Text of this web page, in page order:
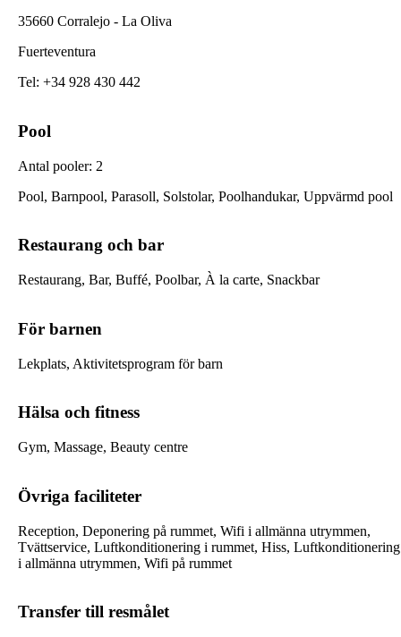
35660 Corralejo - La Oliva
Fuerteventura
Tel: +34 928 430 442
Pool
Antal pooler: 2
Pool, Barnpool, Parasoll, Solstolar, Poolhandukar, Uppvärmd pool
Restaurang och bar
Restaurang, Bar, Buffé, Poolbar, À la carte, Snackbar
För barnen
Lekplats, Aktivitetsprogram för barn
Hälsa och fitness
Gym, Massage, Beauty centre
Övriga faciliteter
Reception, Deponering på rummet, Wifi i allmänna utrymmen,
Tvättservice, Luftkonditionering i rummet, Hiss, Luftkonditionering
i allmänna utrymmen, Wifi på rummet
Transfer till resmålet